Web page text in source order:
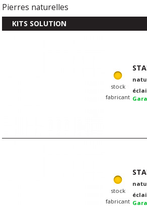
Pierres naturelles
KITS SOLUTION
stock
fabricant
stock
fabricant